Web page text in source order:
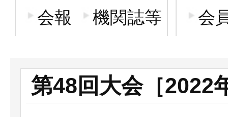
会報
機関誌等 会
第48回大会［2022